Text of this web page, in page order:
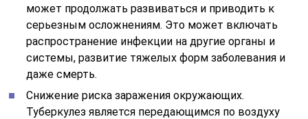
может продолжать развиваться и приводить к
серьезным осложнениям. Это может включать
распространение инфекции на другие органы и
системы, развитие тяжелых форм заболевания и
даже смерть.
Снижение риска заражения окружающих.
Туберкулез является передающимся по воздуху